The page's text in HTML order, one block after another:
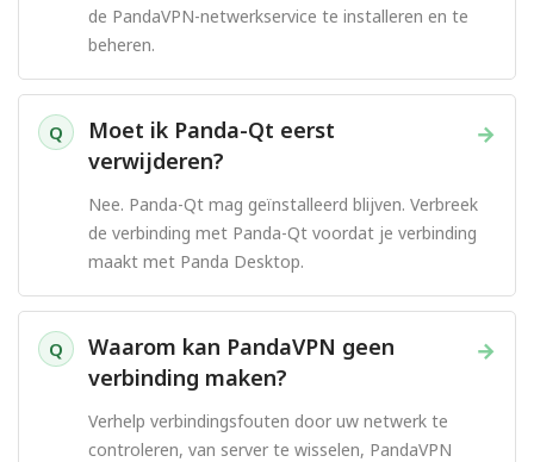
de PandaVPN-netwerkservice te installeren en te
beheren.
Q →
Moet ik Panda-Qt eerst
verwijderen?
Nee. Panda-Qt mag geïnstalleerd blijven. Verbreek
de verbinding met Panda-Qt voordat je verbinding
maakt met Panda Desktop.
Q →
Waarom kan PandaVPN geen
verbinding maken?
Verhelp verbindingsfouten door uw netwerk te
controleren, van server te wisselen, PandaVPN